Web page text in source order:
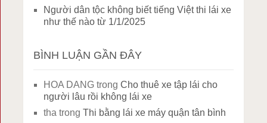
Người dân tộc không biết tiếng Việt thi lái xe
như thế nào từ 1/1/2025
BÌNH LUẬN GẦN ĐÂY
HOA DANG trongCho thuê xe tập lái cho
người lâu rồi không lái xe
tha trongThi bằng lái xe máy quận tân bình